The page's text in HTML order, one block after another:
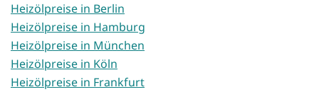
Heizölpreise in Berlin
Heizölpreise in Hamburg
Heizölpreise in München
Heizölpreise in Köln
Heizölpreise in Frankfurt